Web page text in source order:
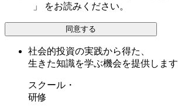
」 をお読みください。
同意する
社会的投資の実践から得た、
生きた知識を学ぶ機会を提供します
スクール・
研修